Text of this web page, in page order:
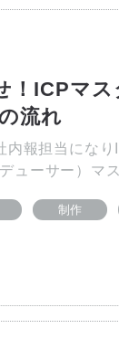
！ICPマ
流れ
内報担当にな
ューサー）マ
制作